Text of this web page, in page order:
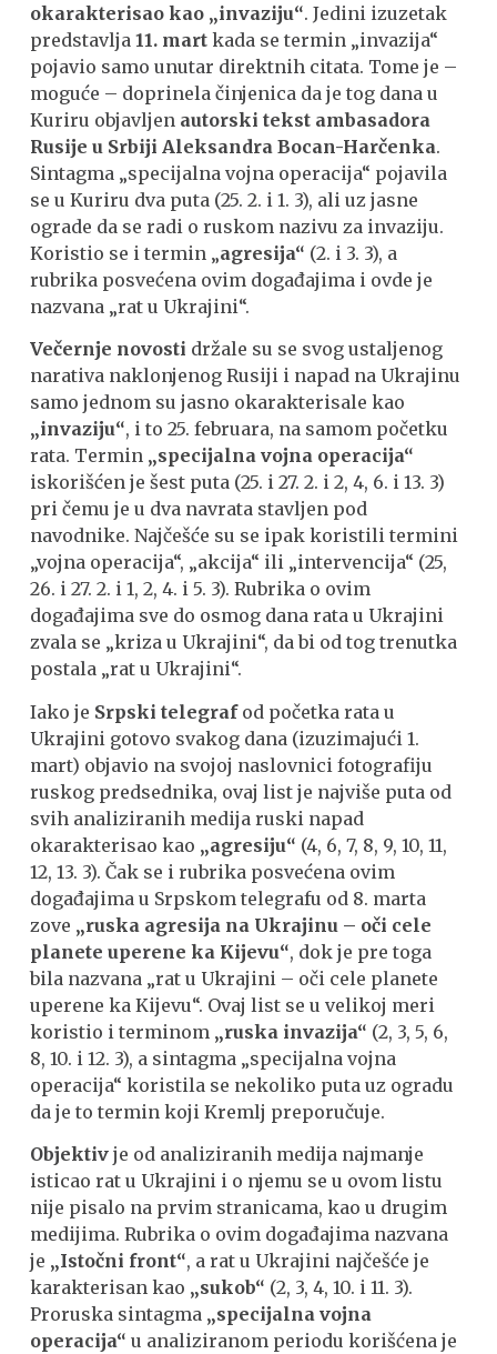
okarakterisao kao „invaziju“. Jedini izuzetak
predstavlja11. mart kada se termin „invazija“
pojavio samo unutar direktnih citata. Tome je –
moguće – doprinela činjenica da je tog dana u
Kuriru objavljen autorski tekst ambasadora
Rusije u Srbiji Aleksandra Bocan-Harčenka.
Sintagma „specijalna vojna operacija“ pojavila
se u Kuriru dva puta (25. 2. i 1. 3), ali uz jasne
ograde da se radi o ruskom nazivu za invaziju.
Koristio se i termin „agresija“ (2. i 3. 3), a
rubrika posvećena ovim događajima i ovde je
nazvana „rat u Ukrajini“.
Večernje novosti držale su se svog ustaljenog
narativa naklonjenog Rusiji i napad na Ukrajinu
samo jednom su jasno okarakterisale kao
„invaziju“, i to 25. februara, na samom početku
rata. Termin „specijalna vojna operacija“
iskorišćen je šest puta (25. i 27. 2. i 2, 4, 6. i 13. 3)
pri čemu je u dva navrata stavljen pod
navodnike. Najčešće su se ipak koristili termini
„vojna operacija“, „akcija“ ili „intervencija“ (25,
26. i 27. 2. i 1, 2, 4. i 5. 3). Rubrika o ovim
događajima sve do osmog dana rata u Ukrajini
zvala se „kriza u Ukrajini“, da bi od tog trenutka
postala „rat u Ukrajini“.
Iako je Srpski telegrafod početka rata u
Ukrajini gotovo svakog dana (izuzimajući 1.
mart) objavio na svojoj naslovnici fotografiju
ruskog predsednika, ovaj list je najviše puta od
svih analiziranih medija ruski napad
okarakterisao kao „agresiju“ (4, 6, 7, 8, 9, 10, 11,
12, 13. 3). Čak se i rubrika posvećena ovim
događajima u Srpskom telegrafu od 8. marta
zove „ruska agresija na Ukrajinu – oči cele
planete uperene ka Kijevu“, dok je pre toga
bila nazvana „rat u Ukrajini – oči cele planete
uperene ka Kijevu“. Ovaj list se u velikoj meri
koristio i terminom „ruska invazija“ (2, 3, 5, 6,
8, 10. i 12. 3), a sintagma „specijalna vojna
operacija“ koristila se nekoliko puta uz ogradu
da je to termin koji Kremlj preporučuje.
Objektiv je od analiziranih medija najmanje
isticao rat u Ukrajini i o njemu se u ovom listu
nije pisalo na prvim stranicama, kao u drugim
medijima. Rubrika o ovim događajima nazvana
je „Istočni front“, a rat u Ukrajini najčešće je
karakterisan kao „sukob“ (2, 3, 4, 10. i 11. 3).
Proruska sintagma „specijalna vojna
operacija“ u analiziranom periodu korišćena je